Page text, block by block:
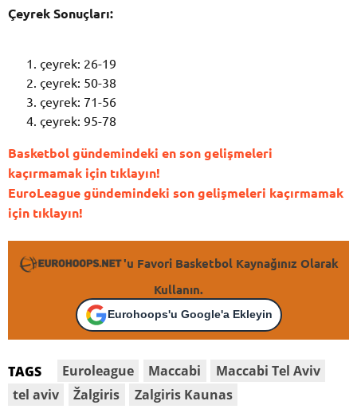
Çeyrek Sonuçları:
çeyrek: 26-19
çeyrek: 50-38
çeyrek: 71-56
çeyrek: 95-78
Basketbol gündemindeki en son gelişmeleri
kaçırmamak için tıklayın!
EuroLeague gündemindeki son gelişmeleri kaçırmamak
için tıklayın!
'u Favori Basketbol Kaynağınız Olarak
Kullanın.
Eurohoops'u Google'a Ekleyin
TAGS Euroleague Maccabi
Maccabi Tel Aviv
tel aviv
Žalgiris Zalgiris Kaunas